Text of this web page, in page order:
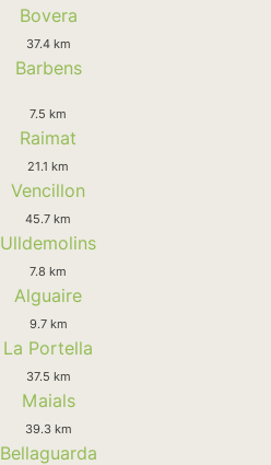
Bovera
37.4 km
Barbens
7.5 km
Raimat
21.1 km
Vencillon
45.7 km
Ulldemolins
7.8 km
Alguaire
9.7 km
La Portella
37.5 km
Maials
39.3 km
Bellaguarda